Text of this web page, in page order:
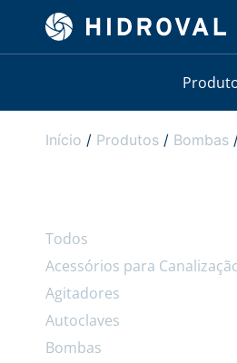
Início / Produtos / Bombas
Todos
Acessórios para
Agitadores
Autoclaves
Bombas